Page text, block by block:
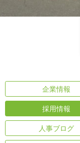
企業情報
採用情報
人事ブログ